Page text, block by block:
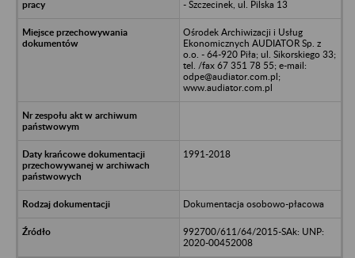
- Szczecinek, ul. Pilska 13
Ośrodek Archiwizacji i Usług
Ekonomicznych AUDIATOR Sp. z
o.o. - 64-920 Piła; ul. Sikorskiego 33;
tel. /fax 67 351 78 55; e-mail:
odpe@audiator.com.pl;
www.audiator.com.pl
1991-2018
Dokumentacja osobowo-płacowa
992700/611/64/2015-SAk: UNP:
2020-00452008